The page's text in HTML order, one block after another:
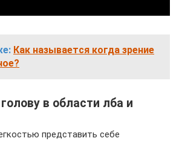
Как называется когда зрение
в области лба и
представить себе